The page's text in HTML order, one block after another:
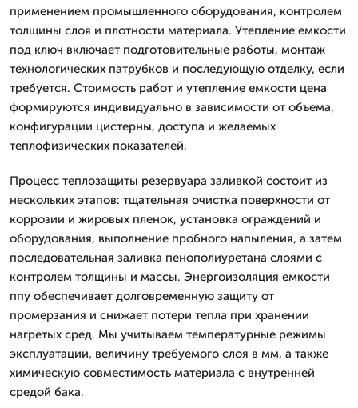
применением промышленного оборудования, контролем
толщины слоя и плотности материала. Утепление емкости
под ключ включает подготовительные работы, монтаж
технологических патрубков и последующую отделку, если
требуется. Стоимость работ и утепление емкости цена
формируются индивидуально в зависимости от объема,
конфигурации цистерны, доступа и желаемых
теплофизических показателей.
Процесс теплозащиты резервуара заливкой состоит из
нескольких этапов: тщательная очистка поверхности от
коррозии и жировых пленок, установка ограждений и
оборудования, выполнение пробного напыления, а затем
последовательная заливка пенополиуретана слоями с
контролем толщины и массы. Энергоизоляция емкости
ппу обеспечивает долговременную защиту от
промерзания и снижает потери тепла при хранении
нагретых сред. Мы учитываем температурные режимы
эксплуатации, величину требуемого слоя в мм, а также
химическую совместимость материала с внутренней
средой бака.